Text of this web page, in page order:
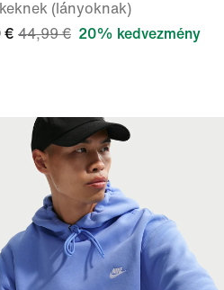
(lányoknak)
€ 44,99 € 20% kedvezmény